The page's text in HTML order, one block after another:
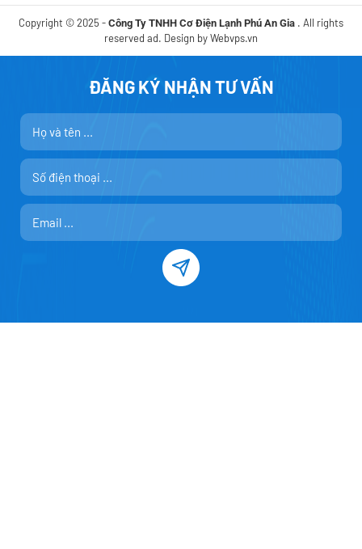
Copyright © 2025 - Công Ty TNHH Cơ Điện Lạnh Phú An Gia . All rights
reserved ad. Design byWebvps.vn
ĐĂNG KÝ NHẬN TƯ VẤN